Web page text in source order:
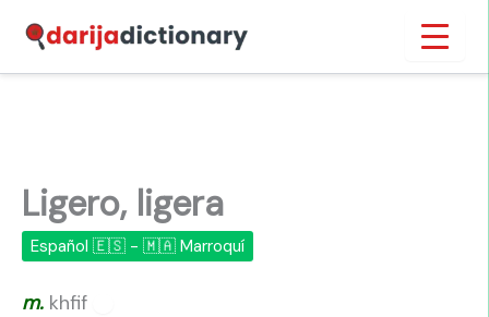
contenido
Inicio
Ligero, ligera
Español 🇪🇸 - 🇲🇦 Marroquí
m. khfif